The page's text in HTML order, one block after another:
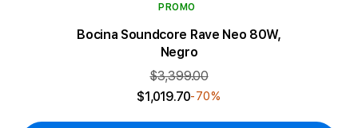
PROMO
Bocina Soundcore Rave Neo 80W,
Negro
$3,399.00
$1,019.70-70%